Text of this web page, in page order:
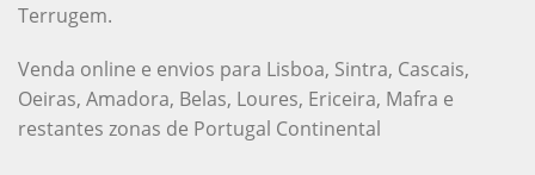
Terrugem.
Venda online e envios para Lisboa, Sintra, Cascais,
Oeiras, Amadora, Belas, Loures, Ericeira, Mafra e
restantes zonas de Portugal Continental